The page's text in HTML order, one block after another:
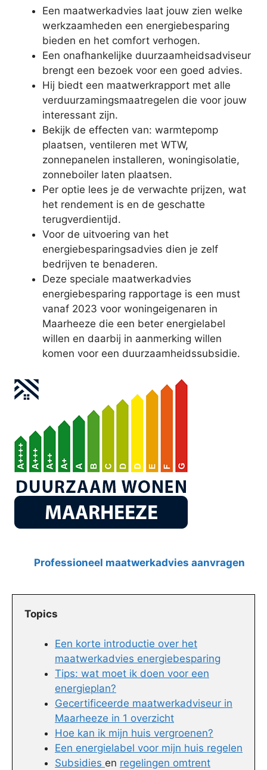
Een maatwerkadvies laat jouw zien welke
werkzaamheden een energiebesparing
bieden en het comfort verhogen.
Een onafhankelijke duurzaamheidsadviseur
brengt een bezoek voor een goed advies.
Hij biedt een maatwerkrapport met alle
verduurzamingsmaatregelen die voor jouw
interessant zijn.
Bekijk de effecten van: warmtepomp
plaatsen, ventileren met WTW,
zonnepanelen installeren, woningisolatie,
zonneboiler laten plaatsen.
Per optie lees je de verwachte prijzen, wat
het rendement is en de geschatte
terugverdientijd.
Voor de uitvoering van het
energiebesparingsadvies dien je zelf
bedrijven te benaderen.
Deze speciale maatwerkadvies
energiebesparing rapportage is een must
vanaf 2023 voor woningeigenaren in
Maarheeze die een beter energielabel
willen en daarbij in aanmerking willen
komen voor een duurzaamheidssubsidie.
Professioneel maatwerkadvies aanvragen
Topics
Een korte introductie over het
maatwerkadvies energiebesparing
Tips: wat moet ik doen voor een
energieplan?
Gecertificeerde maatwerkadviseur in
Maarheeze in 1 overzicht
Hoe kan ik mijn huis vergroenen?
Een energielabel voor mijn huis regelen
Subsidies en regelingen omtrent